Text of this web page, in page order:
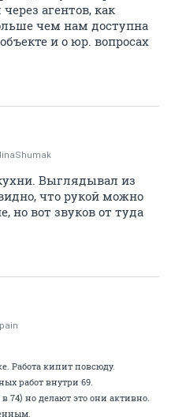
агентов, как
чем нам доступна
и о юр. вопросах
Выглядывал из
что рукой можно
но вот звуков от туда
Работа кипит повсюду.
работ внутри 69.
74) но делают это они активно.